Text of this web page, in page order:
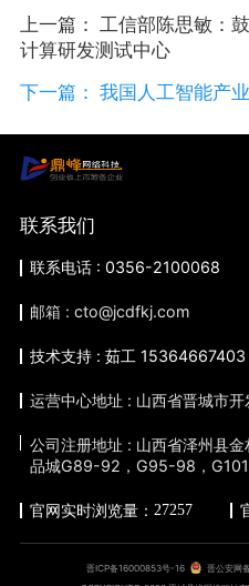
上一篇： 工信部陈思敏：
计算研发测试中心
下一篇： 我国人工智能产
联系我们
联系电话 : 0356-2100068
邮箱 : cto@jcdfkj.com
技术支持 : 茹工 15364667403
运营中心地址 : 山西省晋城市
公司注册地址 : 山西省泽州县
品城G89-92，G95-98，
官网实时浏览量：27257
晋ICP备16000853号-16 晋公安网